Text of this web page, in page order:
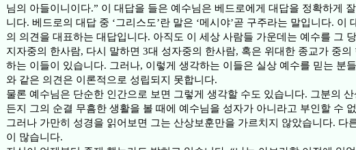
님의 아들이니이다.” 이 대답을 들은 예수님은 베드로에게 대답을 정확하게
니다. 베드로의 대답 중 ‘그리스도’란 말은 ‘메시야’곧 구주라는 말입니다. 이
의 의견을 대표하는 대답입니다. 아직도 이 세상 사람들 가운데는 예수를 그
지자중의 한사람, 다시 말하면 3대 성자중의 한사람, 혹은 위대한 종교가 중의
하는 이들이 있습니다. 그러나, 이렇게 생각하는 이들은 실상 예수를 믿는 분
와 같은 의견은 이론적으로 성립되지 못합니다.
물론 예수님은 단순한 인간으로 보면 그렇게 생각할 수도 있습니다. 그분의
든지 그의 순결 무흠한 생활을 볼 때에 예수님을 성자가 아니라고 부인할 수
그러나 가만히 성경을 읽어보면 그는 산상보훈만을 가르치지 않았습니다. 다
이 많습니다.